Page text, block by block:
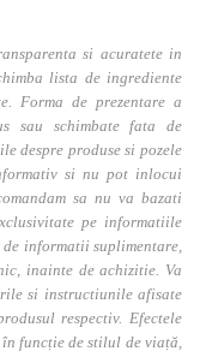
si acuratete in
lista de ingrediente
Forma de prezentare a
sau schimbate fata de
despre produse si pozele
si nu pot inlocui
sa nu va bazati
pe informatiile
de informatii suplimentare,
inainte de achizitie. Va
si instructiunile afisate
respectiv. Efectele
funcție de stilul de viață,